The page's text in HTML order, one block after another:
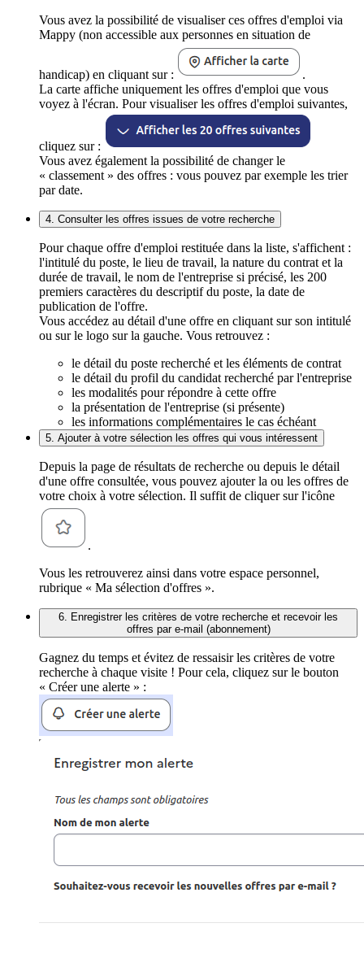
Vous avez la possibilité de visualiser ces offres d'emploi via
Mappy (non accessible aux personnes en situation de
handicap) en cliquant sur :
.
La carte affiche uniquement les offres d'emploi que vous
voyez à l'écran. Pour visualiser les offres d'emploi suivantes,
cliquez sur :
Vous avez également la possibilité de changer le
« classement » des offres : vous pouvez par exemple les trier
par date.
4. Consulter les offres issues de votre recherche
Pour chaque offre d'emploi restituée dans la liste, s'affichent :
l'intitulé du poste, le lieu de travail, la nature du contrat et la
durée de travail, le nom de l'entreprise si précisé, les 200
premiers caractères du descriptif du poste, la date de
publication de l'offre.
Vous accédez au détail d'une offre en cliquant sur son intitulé
ou sur le logo sur la gauche. Vous retrouvez :
le détail du poste recherché et les éléments de contrat
le détail du profil du candidat recherché par l'entreprise
les modalités pour répondre à cette offre
la présentation de l'entreprise (si présente)
les informations complémentaires le cas échéant
5. Ajouter à votre sélection les offres qui vous intéressent
Depuis la page de résultats de recherche ou depuis le détail
d'une offre consultée, vous pouvez ajouter la ou les offres de
votre choix à votre sélection. Il suffit de cliquer sur l'icône
.
Vous les retrouverez ainsi dans votre espace personnel,
rubrique « Ma sélection d'offres ».
6. Enregistrer les critères de votre recherche et recevoir les
offres par e-mail (abonnement)
Gagnez du temps et évitez de ressaisir les critères de votre
recherche à chaque visite ! Pour cela, cliquez sur le bouton
« Créer une alerte » :